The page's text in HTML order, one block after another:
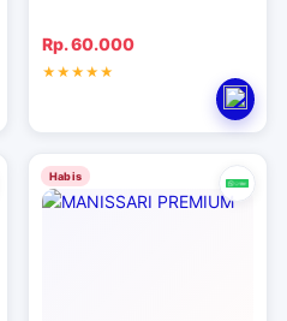
Rp. 60.000
Habis